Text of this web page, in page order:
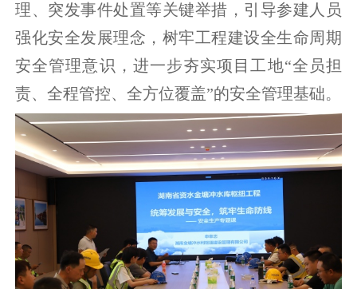
理、突发事件处置等关键举措，引导参建人员
强化安全发展理念，树牢工程建设全生命周期
安全管理意识，进一步夯实项目工地“全员担
责、全程管控、全方位覆盖”的安全管理基础。